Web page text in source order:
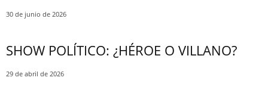
30 de junio de 2026
SHOW POLÍTICO: ¿HÉROE O VILLANO?
29 de abril de 2026